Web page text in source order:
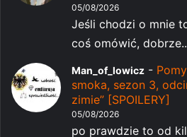
05/08/2026
Jeśli chodzi o mnie
coś omówić,
Man_of_lowicz -
smoka, sezon 3,
zimie” [SPOILERY]
05/08/2026
po prawdzie to od